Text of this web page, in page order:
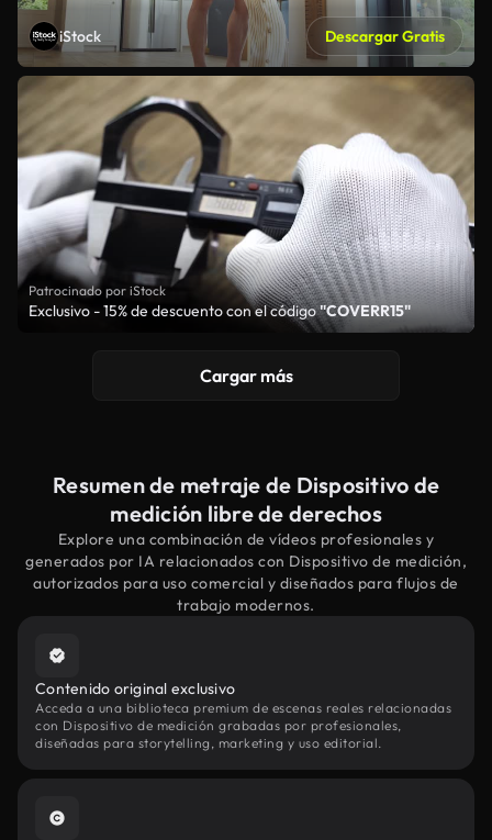
iStock Descargar Gratis
Patrocinado por iStock
Exclusivo - 15% de descuento con el código"COVERR15"
Cargar más
Resumen de metraje de Dispositivo de
medición libre de derechos
Explore una combinación de vídeos profesionales y
generados por IA relacionados con Dispositivo de medición,
autorizados para uso comercial y diseñados para flujos de
trabajo modernos.
Contenido original exclusivo
Acceda a una biblioteca premium de escenas reales relacionadas
con Dispositivo de medición grabadas por profesionales,
diseñadas para storytelling, marketing y uso editorial.